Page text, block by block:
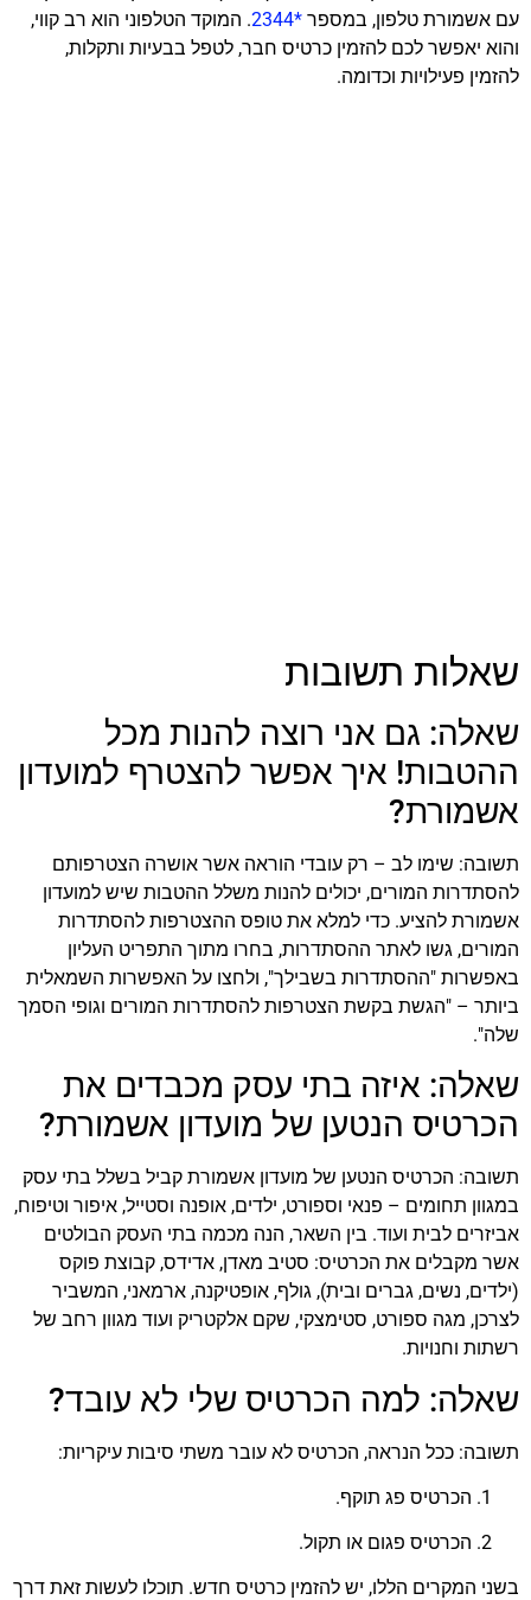
עם אשמורת טלפון, במספר *2344
. המוקד הטלפוני הוא רב קווי,
והוא יאפשר לכם להזמין כרטיס חבר, לטפל בבעיות ותקלות,
להזמין פעילויות וכדומה.
שאלות תשובות
שאלה: גם אני רוצה להנות מכל
ההטבות! איך אפשר להצטרף למועדון
אשמורת?
תשובה: שימו לב – רק עובדי הוראה אשר אושרה הצטרפותם
להסתדרות המורים, יכולים להנות משלל ההטבות שיש למועדון
אשמורת להציע. כדי למלא את טופס ההצטרפות להסתדרות
המורים, גשו לאתר ההסתדרות, בחרו מתוך התפריט העליון
באפשרות "ההסתדרות בשבילך", ולחצו על האפשרות השמאלית
ביותר – "הגשת בקשת הצטרפות להסתדרות המורים וגופי הסמך
שלה".
שאלה: איזה בתי עסק מכבדים את
הכרטיס הנטען של מועדון אשמורת?
תשובה: הכרטיס הנטען של מועדון אשמורת קביל בשלל בתי עסק
במגוון תחומים – פנאי וספורט, ילדים, אופנה וסטייל, איפור וטיפוח,
אביזרים לבית ועוד. בין השאר, הנה מכמה בתי העסק הבולטים
אשר מקבלים את הכרטיס: סטיב מאדן, אדידס, קבוצת פוקס
(ילדים, נשים, גברים ובית), גולף, אופטיקנה, ארמאני, המשביר
לצרכן, מגה ספורט, סטימצקי, שקם אלקטריק ועוד מגוון רחב של
רשתות וחנויות.
שאלה: למה הכרטיס שלי לא עובד?
תשובה: ככל הנראה, הכרטיס לא עובר משתי סיבות עיקריות:
הכרטיס פג תוקף.
הכרטיס פגום או תקול.
בשני המקרים הללו, יש להזמין כרטיס חדש. תוכלו לעשות זאת דרך